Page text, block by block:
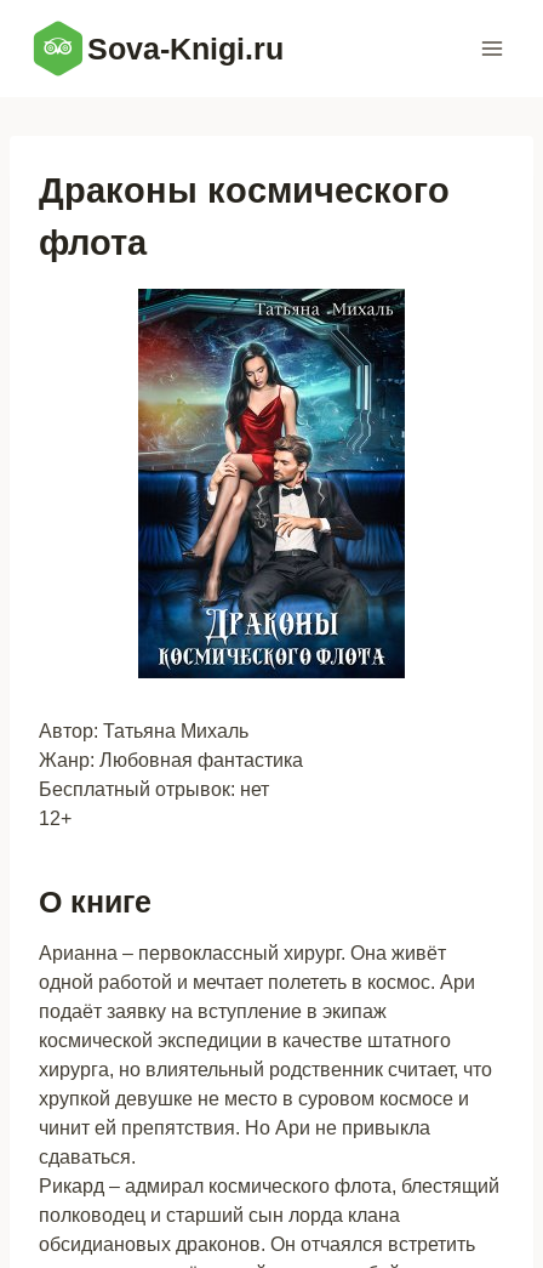
содержимому
Sova-Knigi.ru
Драконы космического
флота
Автор: Татьяна Михаль
Жанр: Любовная фантастика
Бесплатный отрывок: нет
12+
О книге
Арианна – первоклассный хирург. Она живёт
одной работой и мечтает полететь в космос. Ари
подаёт заявку на вступление в экипаж
космической экспедиции в качестве штатного
хирурга, но влиятельный родственник считает, что
хрупкой девушке не место в суровом космосе и
чинит ей препятствия. Но Ари не привыкла
сдаваться.
Рикард – адмирал космического флота, блестящий
полководец и старший сын лорда клана
обсидиановых драконов. Он отчаялся встретить